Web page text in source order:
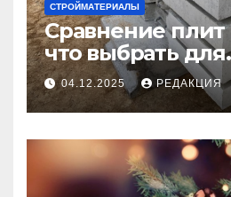
СТРОЙМАТЕРИАЛЫ
Сравнение
что выбрать для
долговечного и
покрытия
04.12.2025 РЕДАКЦИЯ